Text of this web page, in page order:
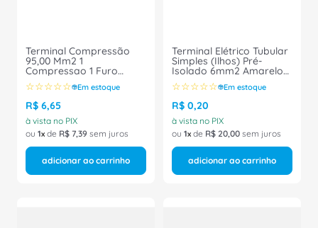
Terminal Compressão
95,00 Mm2 1
Compressao 1 Furo
Cobre-INTELLI
☆☆☆☆☆ Em estoque
R$ 6,65
à vista no PIX
ou 1 de R$ 7,39 sem juros
adicionar ao carrinho
Terminal Elétrico Tubular
Simples (Ilhos) Pré-
Isolado 6mm2 Amarelo
H6/20D Conexel
☆☆☆☆☆ Em estoque
R$ 0,20
à vista no PIX
ou 1 de R$ 20,00 sem juros
adicionar ao carrinho